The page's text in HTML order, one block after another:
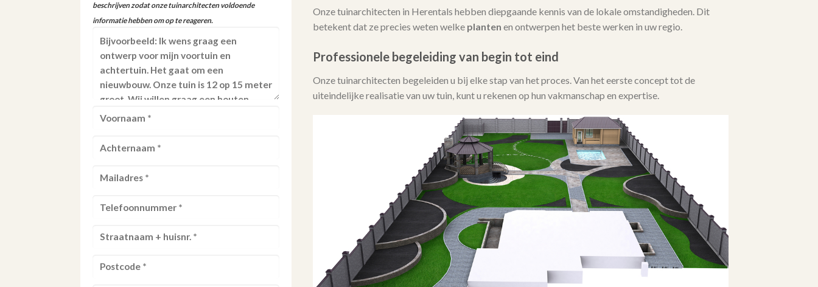
beschrijven zodat onze tuinarchitecten voldoende
informatie hebben om op te reageren.
Onze tuinarchitecten in Herentals hebben diepgaande kennis van de lokale omstandigheden. Dit
betekent dat ze precies weten welke planten en ontwerpen het beste werken in uw regio.
Professionele begeleiding van begin tot eind
Onze tuinarchitecten begeleiden u bij elke stap van het proces. Van het eerste concept tot de
uiteindelijke realisatie van uw tuin, kunt u rekenen op hun vakmanschap en expertise.